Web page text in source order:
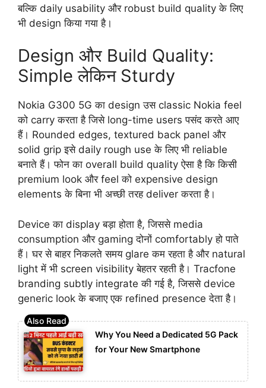
बल्कि daily usability और robust build quality के लिए
भी design किया गया है।
Design और Build Quality:
Simple लेकिन Sturdy
Nokia G300 5G का design उस classic Nokia feel
को carry करता है जिसे long-time users पसंद करते आए
हैं। Rounded edges, textured back panel और
solid grip इसे daily rough use के लिए भी reliable
बनाते हैं। फोन का overall build quality ऐसा है कि किसी
premium look और feel को expensive design
elements के बिना भी अच्छी तरह deliver करता है।
Device का display बड़ा होता है, जिससे media
consumption और gaming दोनों comfortably हो पाते
हैं। घर से बाहर निकलते समय glare कम रहता है और natural
light में भी screen visibility बेहतर रहती है। Tracfone
branding subtly integrate की गई है, जिससे device
generic look के बजाए एक refined presence देता है।
Why You Need a Dedicated 5G Pack
for Your New Smartphone